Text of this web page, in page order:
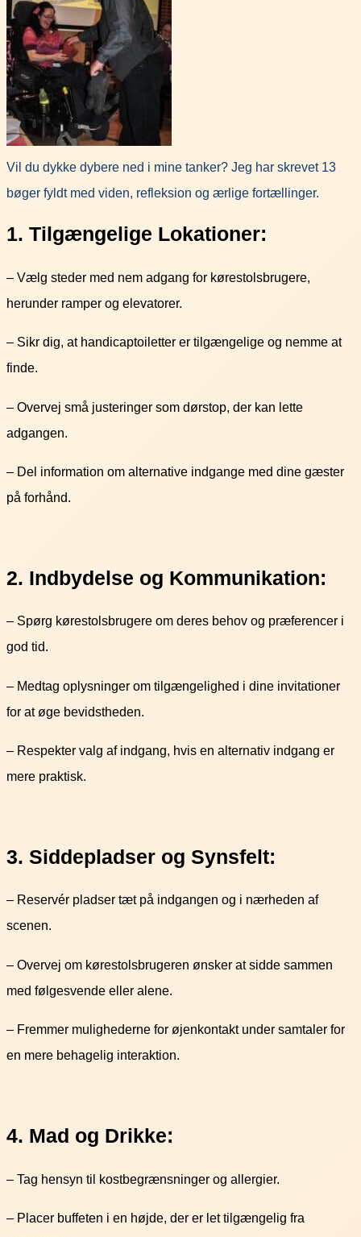
Vil du dykke dybere ned i mine tanker? Jeg har skrevet 13
bøger fyldt med viden, refleksion og ærlige fortællinger.
1. Tilgængelige Lokationer:
– Vælg steder med nem adgang for kørestolsbrugere,
herunder ramper og elevatorer.
– Sikr dig, at handicaptoiletter er tilgængelige og nemme at
finde.
– Overvej små justeringer som dørstop, der kan lette
adgangen.
– Del information om alternative indgange med dine gæster
på forhånd.
2. Indbydelse og Kommunikation:
– Spørg kørestolsbrugere om deres behov og præferencer i
god tid.
– Medtag oplysninger om tilgængelighed i dine invitationer
for at øge bevidstheden.
– Respekter valg af indgang, hvis en alternativ indgang er
mere praktisk.
3. Siddepladser og Synsfelt:
– Reservér pladser tæt på indgangen og i nærheden af
scenen.
– Overvej om kørestolsbrugeren ønsker at sidde sammen
med følgesvende eller alene.
– Fremmer mulighederne for øjenkontakt under samtaler for
en mere behagelig interaktion.
4. Mad og Drikke:
– Tag hensyn til kostbegrænsninger og allergier.
– Placer buffeten i en højde, der er let tilgængelig fra